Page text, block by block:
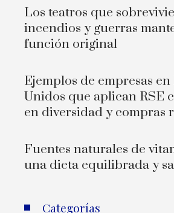
Los teatros que
incendios y guerras
función original
Ejemplos de empresas en
Unidos que aplican RSE
en diversidad y compras
Fuentes naturales de
una dieta equilibrada y
Categorías